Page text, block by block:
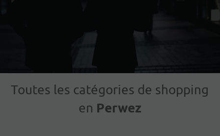
Toutes les catégories de shopping
en Perwez